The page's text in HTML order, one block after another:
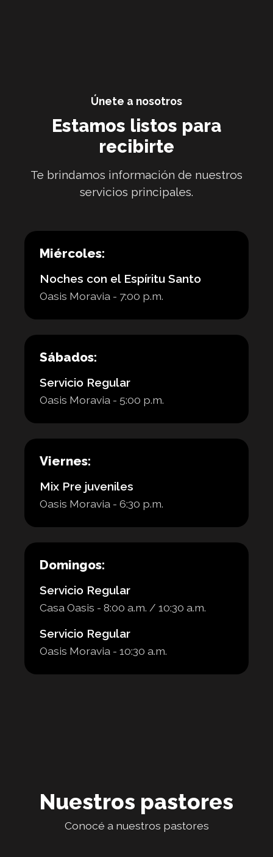
Únete a nosotros
Estamos listos para
recibirte
Te brindamos información de nuestros
servicios principales.
Miércoles:
Noches con el Espíritu Santo
Oasis Moravia - 7:00 p.m.
Sábados:
Servicio Regular
Oasis Moravia - 5:00 p.m.
Viernes:
Mix Pre juveniles
Oasis Moravia - 6:30 p.m.
Domingos:
Servicio Regular
Casa Oasis - 8:00 a.m. / 10:30 a.m.
Servicio Regular
Oasis Moravia - 10:30 a.m.
Nuestros pastores
Conocé a nuestros pastores